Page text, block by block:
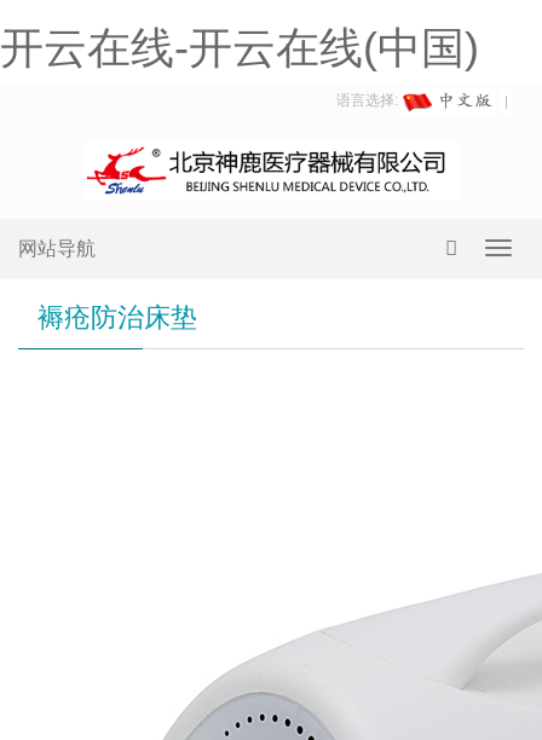
开云在线-开云在线(中国)
语言选择:
网站导航
褥疮防治床垫